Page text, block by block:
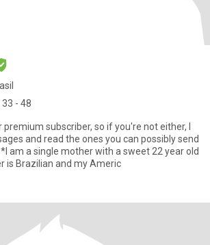
- 48
subscriber, so if you're not either, I
and read the ones you can possibly send
mother is Brazilian and my Americ